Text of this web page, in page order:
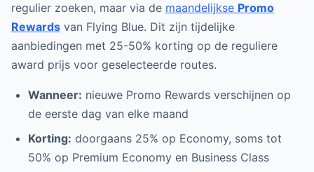
regulier zoeken, maar via de maandelijkse Promo
Rewards van Flying Blue. Dit zijn tijdelijke
aanbiedingen met 25-50% korting op de reguliere
award prijs voor geselecteerde routes.
Wanneer: nieuwe Promo Rewards verschijnen op
de eerste dag van elke maand
Korting: doorgaans 25% op Economy, soms tot
50% op Premium Economy en Business Class